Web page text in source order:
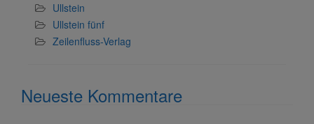
Ullstein
Ullstein fünf
Zeilenfluss-Verlag
Neueste Kommentare